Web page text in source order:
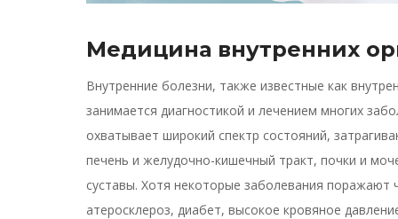
Медицина внутренних
Внутренние болезни, также известные как
занимается диагностикой и лечением многих
охватывает широкий спектр состояний,
печень и желудочно-кишечный тракт, почки и
суставы. Хотя некоторые заболевания
атеросклероз, диабет, высокое кровяное